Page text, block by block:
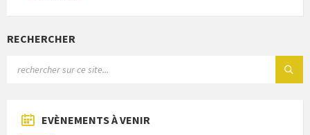
RECHERCHER
EVÈNEMENTS À VENIR